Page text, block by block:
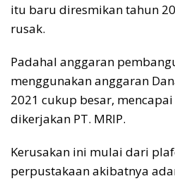
itu baru diresmikan tahun
rusak.
Padahal anggaran
menggunakan anggaran
2021 cukup besar,
dikerjakan PT. MRIP.
Kerusakan ini mulai dari
perpustakaan akibatnya